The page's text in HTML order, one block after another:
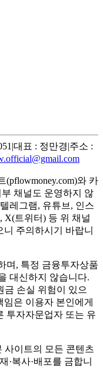
|대표 : 정만경|주소 :
와 카
채널도 운영하지 않
레그램, 유튜브, 인스
X(트위터) 등 위 채널
주의하시기 바랍니
며, 특정 금융투자상품
대신하지 않습니다.
금 손실 위험이 있으
은 이용자 본인에게
투자자문업자 또는 유
사이트의 모든 콘텐츠
·복사·배포를 금합니